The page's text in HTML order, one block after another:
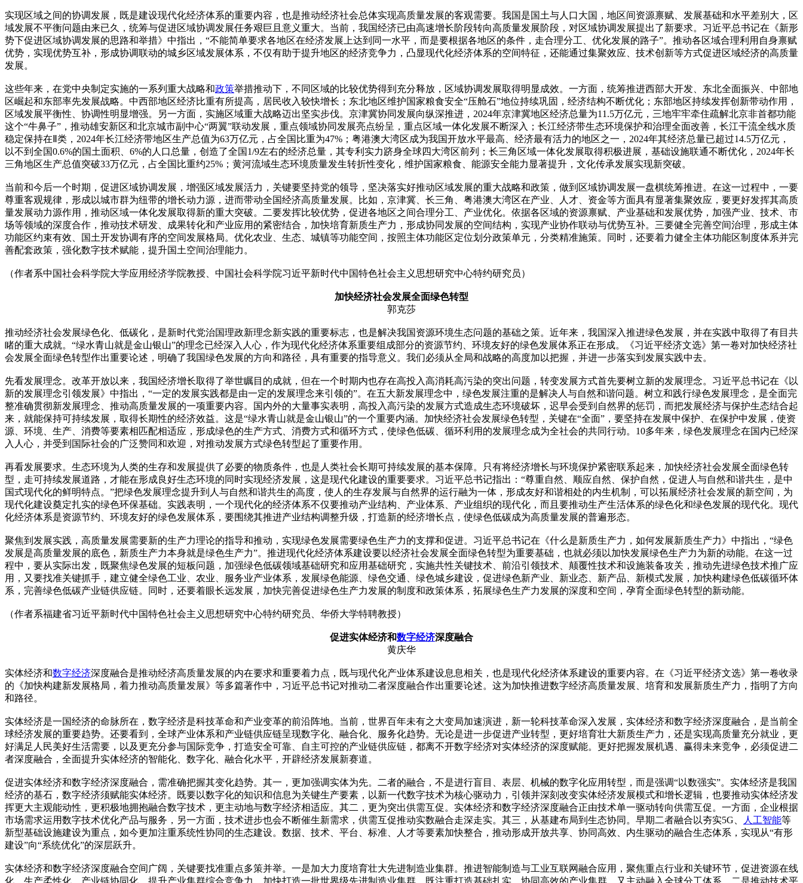
实现区域之间的协调发展，既是建设现代化经济体系的重要内容，也是推动经济社会总体实现高质量发展的客观需要。我国是国土与人口大国，地区间资源禀赋、发展基础和水平差别大，区
域发展不平衡问题由来已久，统筹与促进区域协调发展任务艰巨且意义重大。当前，我国经济已由高速增长阶段转向高质量发展阶段，对区域协调发展提出了新要求。习近平总书记在《新形
势下促进区域协调发展的思路和举措》中指出，“不能简单要求各地区在经济发展上达到同一水平，而是要根据各地区的条件，走合理分工、优化发展的路子”。推动各区域合理利用自身禀赋
优势，实现优势互补，形成协调联动的城乡区域发展体系，不仅有助于提升地区的经济竞争力，凸显现代化经济体系的空间特征，还能通过集聚效应、技术创新等方式促进区域经济的高质量
发展。
这些年来，在党中央制定实施的一系列重大战略和政策举措推动下，不同区域的比较优势得到充分释放，区域协调发展取得明显成效。一方面，统筹推进西部大开发、东北全面振兴、中部地
区崛起和东部率先发展战略。中西部地区经济比重有所提高，居民收入较快增长；东北地区维护国家粮食安全“压舱石”地位持续巩固，经济结构不断优化；东部地区持续发挥创新带动作用，
区域发展平衡性、协调性明显增强。另一方面，实施区域重大战略迈出坚实步伐。京津冀协同发展向纵深推进，2024年京津冀地区经济总量为11.5万亿元，三地牢牢牵住疏解北京非首都功能
这个“牛鼻子”，推动雄安新区和北京城市副中心“两翼”联动发展，重点领域协同发展亮点纷呈，重点区域一体化发展不断深入；长江经济带生态环境保护和治理全面改善，长江干流全线水质
稳定保持在Ⅱ类，2024年长江经济带地区生产总值为63万亿元，占全国比重为47%；粤港澳大湾区成为我国开放水平最高、经济最有活力的地区之一，2024年其经济总量已超过14.5万亿元，
以不到全国0.6%的国土面积、6%的人口总量，创造了全国1/9左右的经济总量，其专利实力跻身全球四大湾区前列；长三角区域一体化发展取得积极进展，基础设施联通不断优化，2024年长
三角地区生产总值突破33万亿元，占全国比重约25%；黄河流域生态环境质量发生转折性变化，维护国家粮食、能源安全能力显著提升，文化传承发展实现新突破。
当前和今后一个时期，促进区域协调发展，增强区域发展活力，关键要坚持党的领导，坚决落实好推动区域发展的重大战略和政策，做到区域协调发展一盘棋统筹推进。在这一过程中，一要
尊重客观规律，形成以城市群为纽带的增长动力源，进而带动全国经济高质量发展。比如，京津冀、长三角、粤港澳大湾区在产业、人才、资金等方面具有显著集聚效应，要更好发挥其高质
量发展动力源作用，推动区域一体化发展取得新的重大突破。二要发挥比较优势，促进各地区之间合理分工、产业优化。依据各区域的资源禀赋、产业基础和发展优势，加强产业、技术、市
场等领域的深度合作，推动技术研发、成果转化和产业应用的紧密结合，加快培育新质生产力，形成协同发展的空间结构，实现产业协作联动与优势互补。三要健全完善空间治理，形成主体
功能区约束有效、国土开发协调有序的空间发展格局。优化农业、生态、城镇等功能空间，按照主体功能区定位划分政策单元，分类精准施策。同时，还要着力健全主体功能区制度体系并完
善配套政策，强化数字技术赋能，提升国土空间治理能力。
（作者系中国社会科学院大学应用经济学院教授、中国社会科学院习近平新时代中国特色社会主义思想研究中心特约研究员）
加快经济社会发展全面绿色转型
郭克莎
推动经济社会发展绿色化、低碳化，是新时代党治国理政新理念新实践的重要标志，也是解决我国资源环境生态问题的基础之策。近年来，我国深入推进绿色发展，并在实践中取得了有目共
睹的重大成就。“绿水青山就是金山银山”的理念已经深入人心，作为现代化经济体系重要组成部分的资源节约、环境友好的绿色发展体系正在形成。《习近平经济文选》第一卷对加快经济社
会发展全面绿色转型作出重要论述，明确了我国绿色发展的方向和路径，具有重要的指导意义。我们必须从全局和战略的高度加以把握，并进一步落实到发展实践中去。
先看发展理念。改革开放以来，我国经济增长取得了举世瞩目的成就，但在一个时期内也存在高投入高消耗高污染的突出问题，转变发展方式首先要树立新的发展理念。习近平总书记在《以
新的发展理念引领发展》中指出，“一定的发展实践都是由一定的发展理念来引领的”。在五大新发展理念中，绿色发展注重的是解决人与自然和谐问题。树立和践行绿色发展理念，是全面完
整准确贯彻新发展理念、推动高质量发展的一项重要内容。国内外的大量事实表明，高投入高污染的发展方式造成生态环境破坏，迟早会受到自然界的惩罚，而把发展经济与保护生态结合起
来，就能保持可持续发展，取得长期性的经济效益。这是“绿水青山就是金山银山”的一个重要内涵。加快经济社会发展绿色转型，关键在“全面”，要坚持在发展中保护、在保护中发展，使资
源、环境、生产、消费等要素相匹配相适应，形成绿色的生产方式、消费方式和循环方式，使绿色低碳、循环利用的发展理念成为全社会的共同行动。10多年来，绿色发展理念在国内已经深
入人心，并受到国际社会的广泛赞同和欢迎，对推动发展方式绿色转型起了重要作用。
再看发展要求。生态环境为人类的生存和发展提供了必要的物质条件，也是人类社会长期可持续发展的基本保障。只有将经济增长与环境保护紧密联系起来，加快经济社会发展全面绿色转
型，走可持续发展道路，才能在形成良好生态环境的同时实现经济发展，这是现代化建设的重要要求。习近平总书记指出：“尊重自然、顺应自然、保护自然，促进人与自然和谐共生，是中
国式现代化的鲜明特点。”把绿色发展理念提升到人与自然和谐共生的高度，使人的生存发展与自然界的运行融为一体，形成友好和谐相处的内生机制，可以拓展经济社会发展的新空间，为
现代化建设奠定扎实的绿色环保基础。实践表明，一个现代化的经济体系不仅要推动产业结构、产业体系、产业组织的现代化，而且要推动生产生活体系的绿色化和绿色发展的现代化。现代
化经济体系是资源节约、环境友好的绿色发展体系，要围绕其推进产业结构调整升级，打造新的经济增长点，使绿色低碳成为高质量发展的普遍形态。
聚焦到发展实践，高质量发展需要新的生产力理论的指导和推动，实现绿色发展需要绿色生产力的支撑和促进。习近平总书记在《什么是新质生产力，如何发展新质生产力》中指出，“绿色
发展是高质量发展的底色，新质生产力本身就是绿色生产力”。推进现代化经济体系建设要以经济社会发展全面绿色转型为重要基础，也就必须以加快发展绿色生产力为新的动能。在这一过
程中，要从实际出发，既聚焦绿色发展的短板问题，加强绿色低碳领域基础研究和应用基础研究，实施共性关键技术、前沿引领技术、颠覆性技术和设施装备攻关，推动先进绿色技术推广应
用，又要找准关键抓手，建立健全绿色工业、农业、服务业产业体系，发展绿色能源、绿色交通、绿色城乡建设，促进绿色新产业、新业态、新产品、新模式发展，加快构建绿色低碳循环体
系，完善绿色低碳产业链供应链。同时，还要着眼长远发展，加快完善促进绿色生产力发展的制度和政策体系，拓展绿色生产力发展的深度和空间，孕育全面绿色转型的新动能。
（作者系福建省习近平新时代中国特色社会主义思想研究中心特约研究员、华侨大学特聘教授）
促进实体经济和数字经济深度融合
黄庆华
实体经济和数字经济深度融合是推动经济高质量发展的内在要求和重要着力点，既与现代化产业体系建设息息相关，也是现代化经济体系建设的重要内容。在《习近平经济文选》第一卷收录
的《加快构建新发展格局，着力推动高质量发展》等多篇著作中，习近平总书记对推动二者深度融合作出重要论述。这为加快推进数字经济高质量发展、培育和发展新质生产力，指明了方向
和路径。
实体经济是一国经济的命脉所在，数字经济是科技革命和产业变革的前沿阵地。当前，世界百年未有之大变局加速演进，新一轮科技革命深入发展，实体经济和数字经济深度融合，是当前全
球经济发展的重要趋势。还要看到，全球产业体系和产业链供应链呈现数字化、融合化、服务化趋势。无论是进一步促进产业转型，更好培育壮大新质生产力，还是实现高质量充分就业，更
好满足人民美好生活需要，以及更充分参与国际竞争，打造安全可靠、自主可控的产业链供应链，都离不开数字经济对实体经济的深度赋能。更好把握发展机遇、赢得未来竞争，必须促进二
者深度融合，全面提升实体经济的智能化、数字化、融合化水平，开辟经济发展新赛道。
促进实体经济和数字经济深度融合，需准确把握其变化趋势。其一，更加强调实体为先。二者的融合，不是进行盲目、表层、机械的数字化应用转型，而是强调“以数强实”。实体经济是我国
经济的基石，数字经济须赋能实体经济。既要以数字化的知识和信息为关键生产要素，以新一代数字技术为核心驱动力，引领并深刻改变实体经济发展模式和增长逻辑，也要推动实体经济发
挥更大主观能动性，更积极地拥抱融合数字技术，更主动地与数字经济相适应。其二，更为突出供需互促。实体经济和数字经济深度融合正由技术单一驱动转向供需互促。一方面，企业根据
市场需求运用数字技术优化产品与服务，另一方面，技术进步也会不断催生新需求，供需互促推动实数融合走深走实。其三，从基建布局到生态协同。早期二者融合以夯实5G、
人工智能等
新型基础设施建设为重点，如今更加注重系统性协同的生态建设。数据、技术、平台、标准、人才等要素加快整合，推动形成开放共享、协同高效、内生驱动的融合生态体系，实现从“有形
建设”向“系统优化”的深层跃升。
实体经济和数字经济深度融合空间广阔，关键要找准重点多策并举。一是加大力度培育壮大先进制造业集群。推进智能制造与工业互联网融合应用，聚焦重点行业和关键环节，促进资源在线
化、生产柔性化、产业链协同化，提升产业集群综合竞争力，加快打造一批世界级先进制造业集群。既注重打造基础扎实、协同高效的产业集群，又主动融入全球分工体系。二是推动技术平